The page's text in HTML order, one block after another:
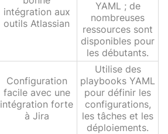
intégration aux
outils Atlassian
YAML ; de
nombreuses
ressources sont
disponibles pour
les débutants.
Configuration
facile avec une
intégration forte
à Jira
Utilise des
playbooks YAML
pour définir les
configurations,
les tâches et les
déploiements.